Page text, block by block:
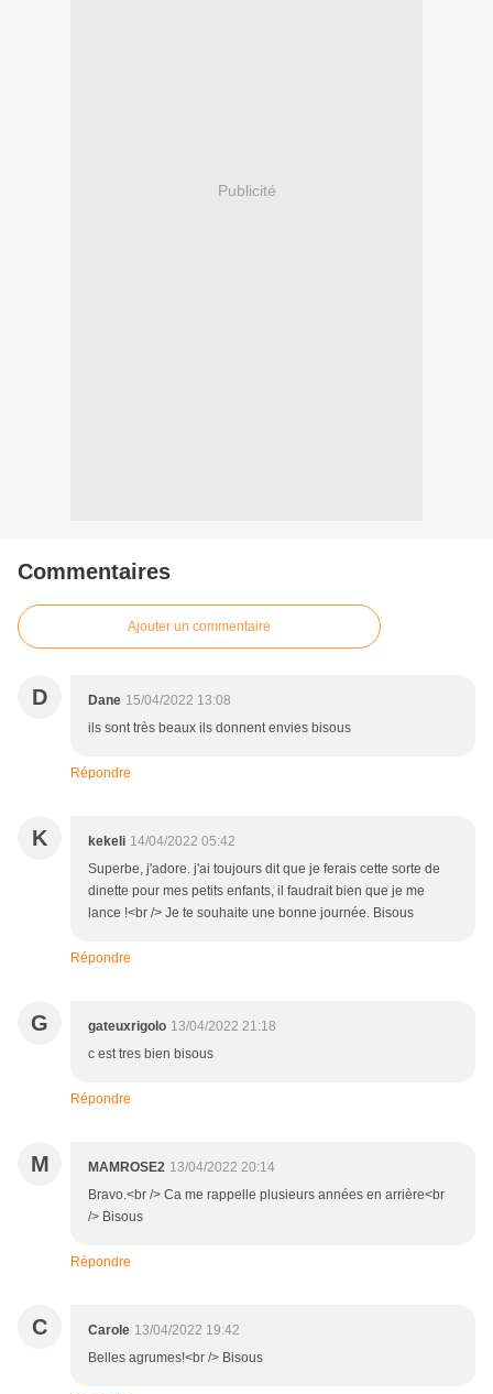
Publicité
Commentaires
Ajouter un commentaire
D Dane 15/04/2022 13:08
ils sont très beaux ils donnent envies bisous
Répondre
K kekeli 14/04/2022 05:42
Superbe, j'adore. j'ai toujours dit que je ferais cette sorte de
dinette pour mes petits enfants, il faudrait bien que je me
lance !<br /> Je te souhaite une bonne journée. Bisous
Répondre
G gateuxrigolo 13/04/2022 21:18
c est tres bien bisous
Répondre
M MAMROSE2 13/04/2022 20:14
Bravo.<br /> Ca me rappelle plusieurs années en arrière<br
/> Bisous
Répondre
C Carole 13/04/2022 19:42
Belles agrumes!<br /> Bisous